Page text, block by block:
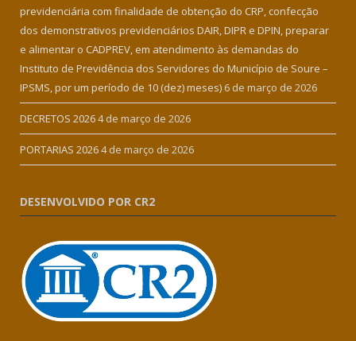
previdenciária com finalidade de obtenção do CRP, confecção
dos demonstrativos previdenciários DAIR, DIPR e DPIN, preparar
e alimentar o CADPREV, em atendimento às demandas do
Instituto de Previdência dos Servidores do Município de Soure –
IPSMS, por um período de 10 (dez) meses) 6 de março de 2026
DECRETOS 20264 de março de 2026
PORTARIAS 20264 de março de 2026
DESENVOLVIDO POR CR2